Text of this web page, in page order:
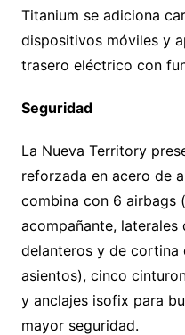
Titanium se adiciona
dispositivos móviles y
trasero eléctrico con
Seguridad
La Nueva Territory
reforzada en acero de
combina con 6 airbags
acompañante,
delanteros y de cortina
asientos), cinco
y anclajes isofix para
mayor seguridad.